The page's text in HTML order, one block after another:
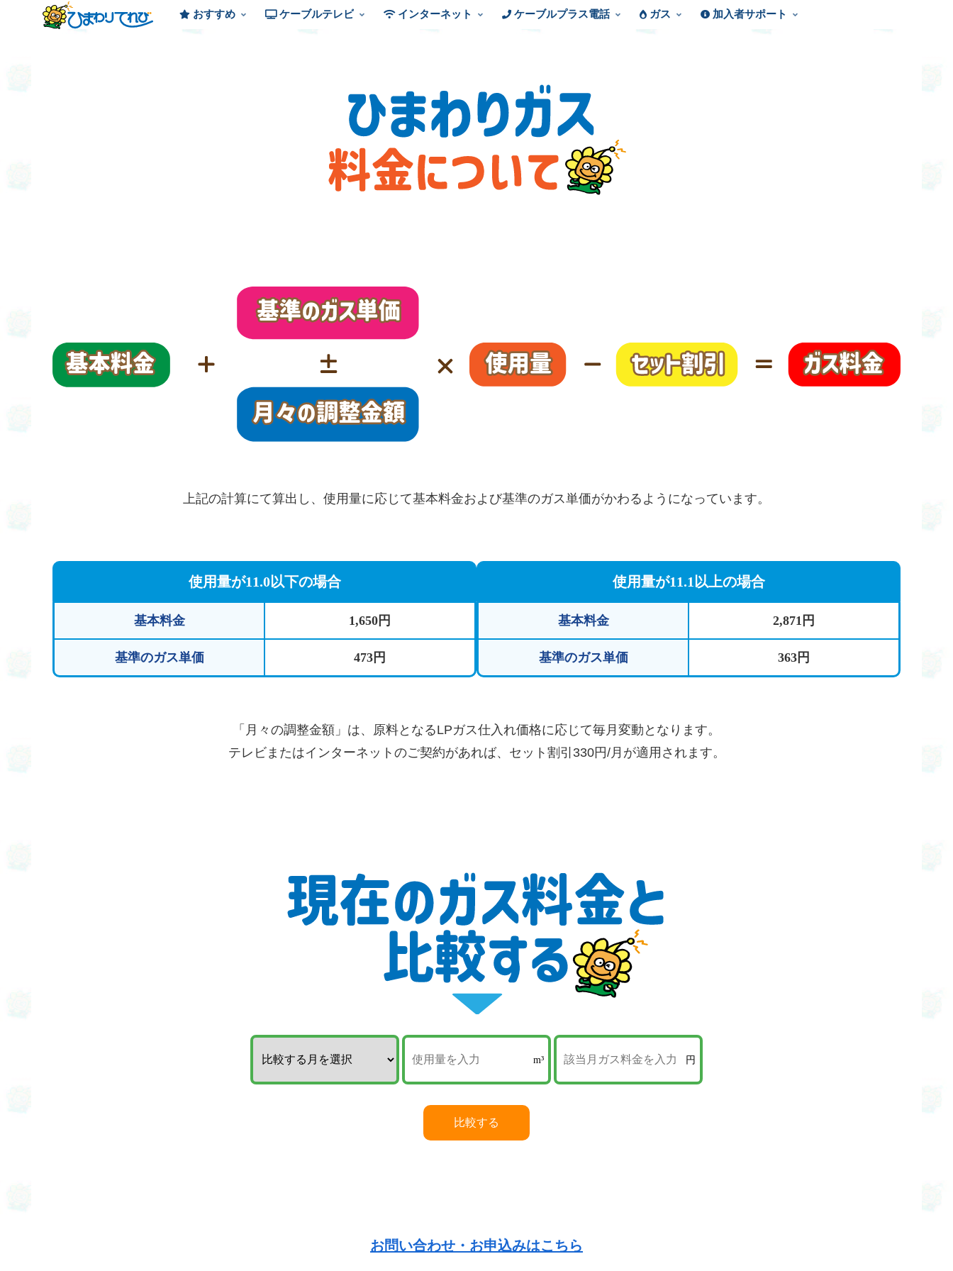
おすすめ ケーブルテレビ インターネット ケーブルプラス電話 ガス 加入者サポート
上記の計算にて算出し、使用量に応じて基本料金および基準のガス単価がかわるようになっています。
使用量が11.0以下の場合
基本料金 1,650円
基準のガス単価 473円
使用量が11.1以上の場合
基本料金 2,871円
基準のガス単価 363円
「月々の調整金額」は、原料となるLPガス仕入れ価格に応じて毎月変動となります。
テレビまたはインターネットのご契約があれば、セット割引330円/月が適用されます。
お問い合わせ・お申込みはこちら